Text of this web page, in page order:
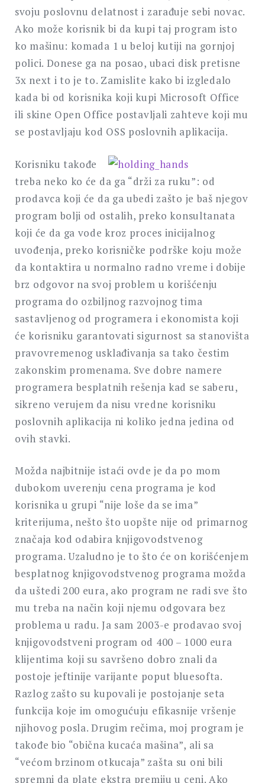
svoju poslovnu delatnost i zarađuje sebi novac.
Ako može korisnik bi da kupi taj program isto
ko mašinu: komada 1 u beloj kutiji na gornjoj
polici. Donese ga na posao, ubaci disk pretisne
3x next i to je to. Zamislite kako bi izgledalo
kada bi od korisnika koji kupi Microsoft Office
ili skine Open Office postavljali zahteve koji mu
se postavljaju kod OSS poslovnih aplikacija.
Korisniku takođe
treba neko ko će da ga “drži za ruku”: od
prodavca koji će da ga ubedi zašto je baš njegov
program bolji od ostalih, preko konsultanata
koji će da ga vode kroz proces inicijalnog
uvođenja, preko korisničke podrške koju može
da kontaktira u normalno radno vreme i dobije
brz odgovor na svoj problem u korišćenju
programa do ozbiljnog razvojnog tima
sastavljenog od programera i ekonomista koji
će korisniku garantovati sigurnost sa stanovišta
pravovremenog usklađivanja sa tako čestim
zakonskim promenama. Sve dobre namere
programera besplatnih rešenja kad se saberu,
sikreno verujem da nisu vredne korisniku
poslovnih aplikacija ni koliko jedna jedina od
ovih stavki.
Možda najbitnije istaći ovde je da po mom
dubokom uverenju cena programa je kod
korisnika u grupi “nije loše da se ima”
kriterijuma, nešto što uopšte nije od primarnog
značaja kod odabira knjigovodstvenog
programa. Uzaludno je to što će on korišćenjem
besplatnog knjigovodstvenog programa možda
da uštedi 200 eura, ako program ne radi sve što
mu treba na način koji njemu odgovara bez
problema u radu. Ja sam 2003-e prodavao svoj
knjigovodstveni program od 400 – 1000 eura
klijentima koji su savršeno dobro znali da
postoje jeftinije varijante poput bluesofta.
Razlog zašto su kupovali je postojanje seta
funkcija koje im omogućuju efikasnije vršenje
njihovog posla. Drugim rečima, moj program je
takođe bio “obična kucaća mašina”, ali sa
“većom brzinom otkucaja” zašta su oni bili
spremni da plate ekstra premiju u ceni. Ako